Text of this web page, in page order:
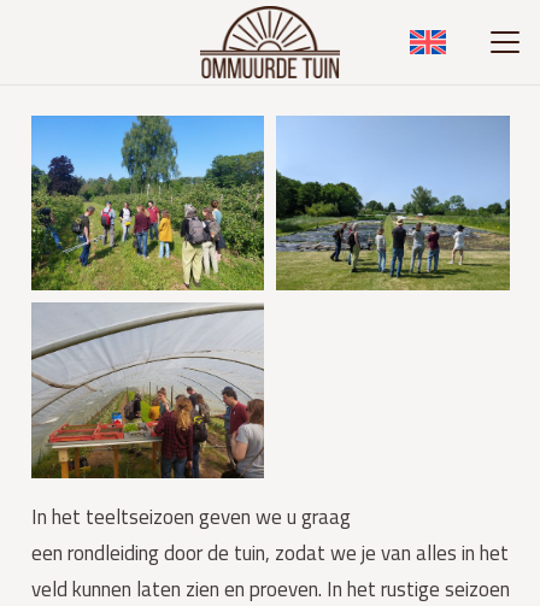
In het teeltseizoen geven we u graag
een rondleiding door de tuin, zodat we je van alles in het
veld kunnen laten zien en proeven. In het rustige seizoen